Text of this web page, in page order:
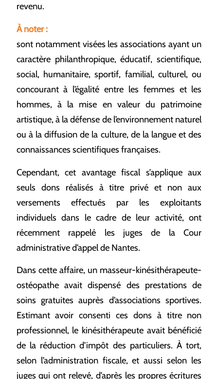
revenu.
À noter :
sont notamment visées les associations ayant un
caractère philanthropique, éducatif, scientifique,
social, humanitaire, sportif, familial, culturel, ou
concourant à l’égalité entre les femmes et les
hommes, à la mise en valeur du patrimoine
artistique, à la défense de l’environnement naturel
ou à la diffusion de la culture, de la langue et des
connaissances scientifiques françaises.
Cependant, cet avantage fiscal s’applique aux
seuls dons réalisés à titre privé et non aux
versements effectués par les exploitants
individuels dans le cadre de leur activité, ont
récemment rappelé les juges de la Cour
administrative d’appel de Nantes.
Dans cette affaire, un masseur-kinésithérapeute-
ostéopathe avait dispensé des prestations de
soins gratuites auprès d’associations sportives.
Estimant avoir consenti ces dons à titre non
professionnel, le kinésithérapeute avait bénéficié
de la réduction d’impôt des particuliers. À tort,
selon l’administration fiscale, et aussi selon les
juges qui ont relevé, d’après les propres écritures